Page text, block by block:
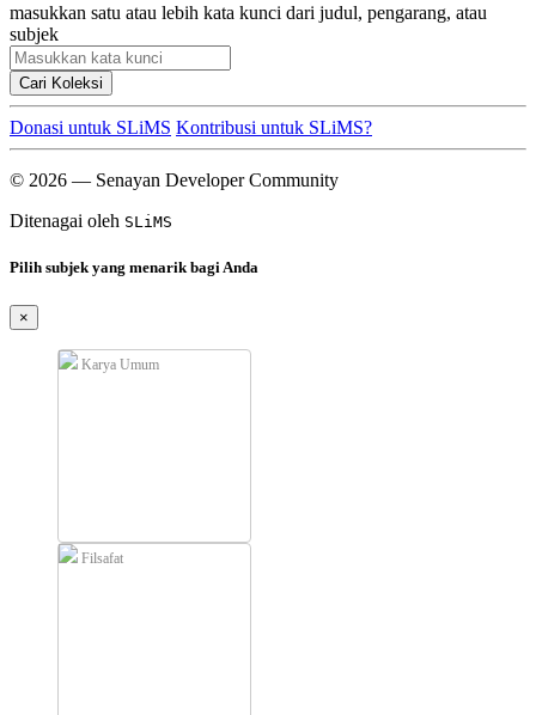
masukkan satu atau lebih kata kunci dari judul, pengarang, atau
subjek
Cari Koleksi
Donasi untuk SLiMS Kontribusi untuk SLiMS?
© 2026 — Senayan Developer Community
Ditenagai oleh SLiMS
Pilih subjek yang menarik bagi Anda
×
Karya Umum
Filsafat